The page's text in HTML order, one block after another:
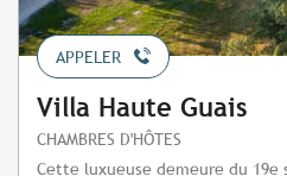
APPELER
Villa Haute Guais
CHAMBRES D'HÔTES
Cette luxueuse demeure du 19e